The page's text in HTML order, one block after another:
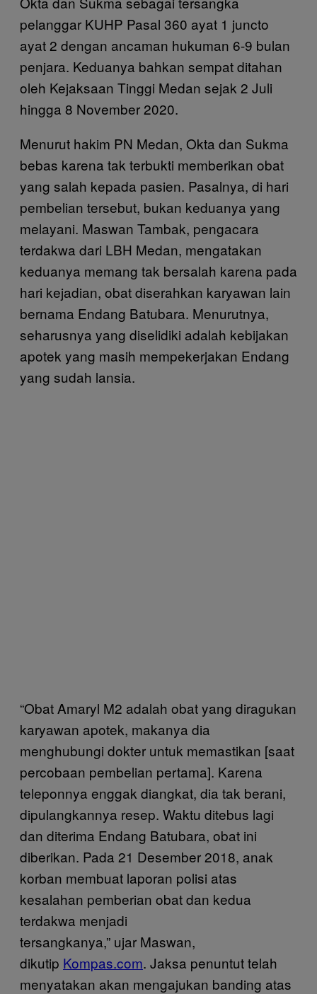
pelanggar KUHP Pasal 360 ayat 1 juncto
ayat 2 dengan ancaman hukuman 6-9 bulan
penjara. Keduanya bahkan sempat ditahan
oleh Kejaksaan Tinggi Medan sejak 2 Juli
hingga 8 November 2020.
Menurut hakim PN Medan, Okta dan Sukma
bebas karena tak terbukti memberikan obat
yang salah kepada pasien. Pasalnya, di hari
pembelian tersebut, bukan keduanya yang
melayani. Maswan Tambak, pengacara
terdakwa dari LBH Medan, mengatakan
keduanya memang tak bersalah karena pada
hari kejadian, obat diserahkan karyawan lain
bernama Endang Batubara. Menurutnya,
seharusnya yang diselidiki adalah kebijakan
apotek yang masih mempekerjakan Endang
yang sudah lansia.
“Obat Amaryl M2 adalah obat yang diragukan
karyawan apotek, makanya dia
menghubungi dokter untuk memastikan [saat
percobaan pembelian pertama]. Karena
teleponnya enggak diangkat, dia tak berani,
dipulangkannya resep. Waktu ditebus lagi
dan diterima Endang Batubara, obat ini
diberikan. Pada 21 Desember 2018, anak
korban membuat laporan polisi atas
kesalahan pemberian obat dan kedua
terdakwa menjadi
tersangkanya,” ujar Maswan,
dikutip Kompas.com. Jaksa penuntut telah
menyatakan akan mengajukan banding atas